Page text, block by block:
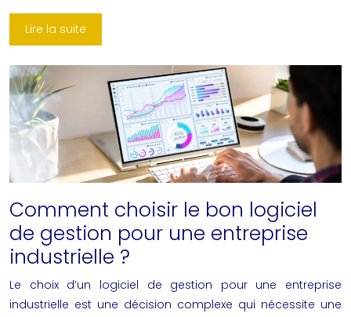
Lire la suite
Comment choisir le bon logiciel
de gestion pour une entreprise
industrielle ?
Le choix d’un logiciel de gestion pour une entreprise
industrielle est une décision complexe qui nécessite une